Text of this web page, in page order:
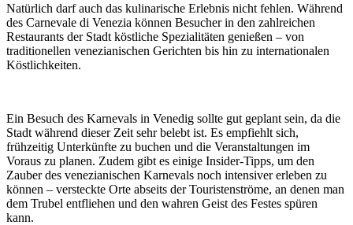
Natürlich darf auch das kulinarische Erlebnis nicht fehlen. Während
des Carnevale di Venezia können Besucher in den zahlreichen
Restaurants der Stadt köstliche Spezialitäten genießen – von
traditionellen venezianischen Gerichten bis hin zu internationalen
Köstlichkeiten.
Ein Besuch des Karnevals in Venedig sollte gut geplant sein, da die
Stadt während dieser Zeit sehr belebt ist. Es empfiehlt sich,
frühzeitig Unterkünfte zu buchen und die Veranstaltungen im
Voraus zu planen. Zudem gibt es einige Insider-Tipps, um den
Zauber des venezianischen Karnevals noch intensiver erleben zu
können – versteckte Orte abseits der Touristenströme, an denen man
dem Trubel entfliehen und den wahren Geist des Festes spüren
kann.